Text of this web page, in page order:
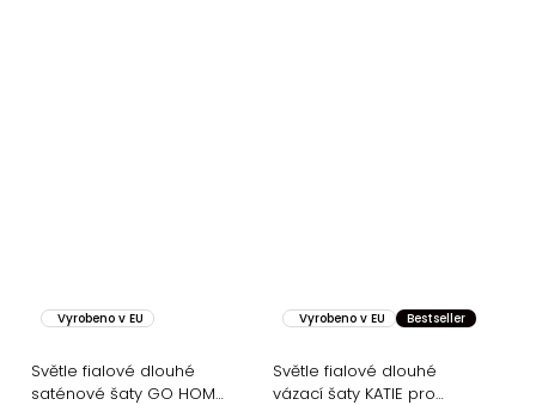
Vyrobeno v EU
Světle fialové dlouhé
saténové šaty GO HOME
Vyrobeno v EU Bestseller
Světle fialové dlouhé
vázací šaty KATIE pro